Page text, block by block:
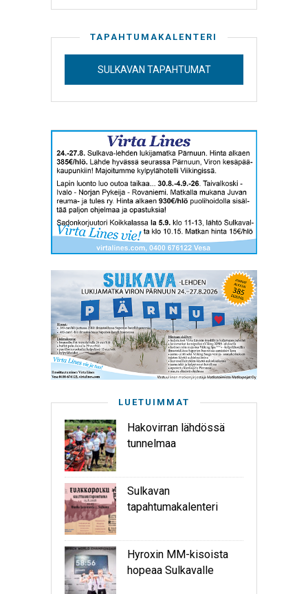
TAPAHTUMAKALENTERI
SULKAVAN TAPAHTUMAT
LUETUIMMAT
Hakovirran lähdössä
tunnelmaa
Sulkavan
tapahtumakalenteri
Hyroxin MM-kisoista
hopeaa Sulkavalle